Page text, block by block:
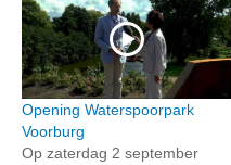
Opening Waterspoorpark
Voorburg
Op zaterdag 2 september